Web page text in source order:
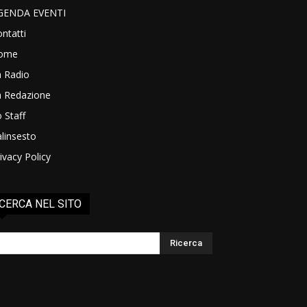
EVENTI
Radio
Redazione
Staff
Policy
NEL SITO